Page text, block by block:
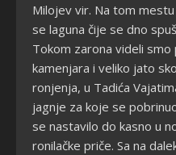
Milojev vir. Na tom
se laguna čije se dno
Tokom zarona videli
kamenjara i veliko jato
ronjenja, u Tadića
jagnje za koje se
se nastavilo do kasno u
ronilačke priče. Sa na